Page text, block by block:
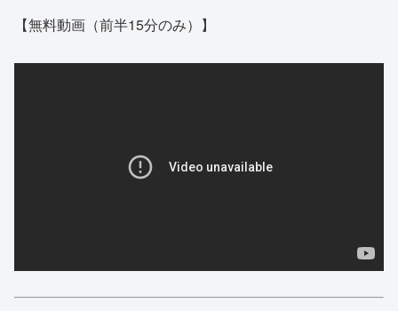
【無料動画（前半15分のみ）】